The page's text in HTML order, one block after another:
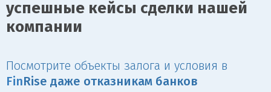
успешные кейсы сделки нашей
компании
Посмотрите объекты залога и условия в
Fin Rise даже отказникам банков